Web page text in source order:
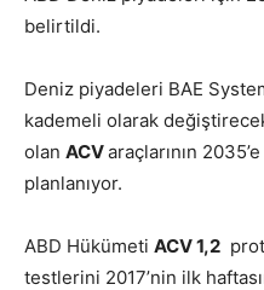
belirtildi.
Deniz piyadeleri BAE
kademeli olarak
olan ACVaraçlarının
planlanıyor.
ABD Hükümeti ACV 1,2
testlerini 2017’nin ilk